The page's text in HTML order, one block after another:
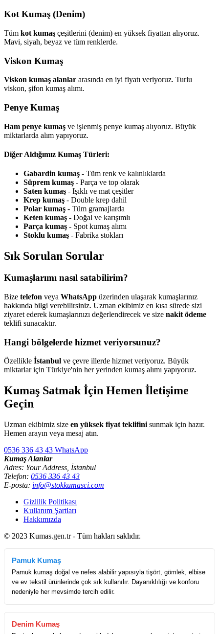
Kot Kumaş (Denim)
Tüm kot kumaş çeşitlerini (denim) en yüksek fiyattan alıyoruz.
Mavi, siyah, beyaz ve tüm renklerde.
Viskon Kumaş
Viskon kumaş alanlar arasında en iyi fiyatı veriyoruz. Turlu
viskon, şifon kumaş alımı.
Penye Kumaş
Ham penye kumaş ve işlenmiş penye kumaş alıyoruz. Büyük
miktarlarda alım yapıyoruz.
Diğer Aldığımız Kumaş Türleri:
Gabardin kumaş - Tüm renk ve kalınlıklarda
Süprem kumaş - Parça ve top olarak
Saten kumaş - Işıklı ve mat çeşitler
Krep kumaş - Double krep dahil
Polar kumaş - Tüm gramajlarda
Keten kumaş - Doğal ve karışımlı
Parça kumaş - Spot kumaş alımı
Stoklu kumaş - Fabrika stokları
Sık Sorulan Sorular
Kumaşlarımı nasıl satabilirim?
Bize telefon veya WhatsApp üzerinden ulaşarak kumaşlarınız
hakkında bilgi verebilirsiniz. Uzman ekibimiz en kısa sürede sizi
ziyaret ederek kumaşlarınızı değerlendirecek ve size nakit ödeme
teklifi sunacaktır.
Hangi bölgelerde hizmet veriyorsunuz?
Özellikle İstanbul ve çevre illerde hizmet veriyoruz. Büyük
miktarlar için Türkiye'nin her yerinden kumaş alımı yapıyoruz.
Kumaş Satmak İçin Hemen İletişime
Geçin
Uzman ekibimiz size en yüksek fiyat teklifini sunmak için hazır.
Hemen arayın veya mesaj atın.
0536 336 43 43 WhatsApp
Kumaş Alanlar
Adres: Your Address, İstanbul
Telefon: 0536 336 43 43
E-posta: info@stokkumasci.com
Gizlilik Politikası
Kullanım Şartları
Hakkımızda
© 2023 Kumas.gen.tr - Tüm hakları saklıdır.
Pamuk Kumaş
Pamuk kumaş doğal ve nefes alabilir yapısıyla tişört, gömlek, elbise
ve ev tekstil ürünlerinde çok sık kullanılır. Dayanıklılığı ve konforu
nedeniyle her mevsimde tercih edilir.
Denim Kumaş